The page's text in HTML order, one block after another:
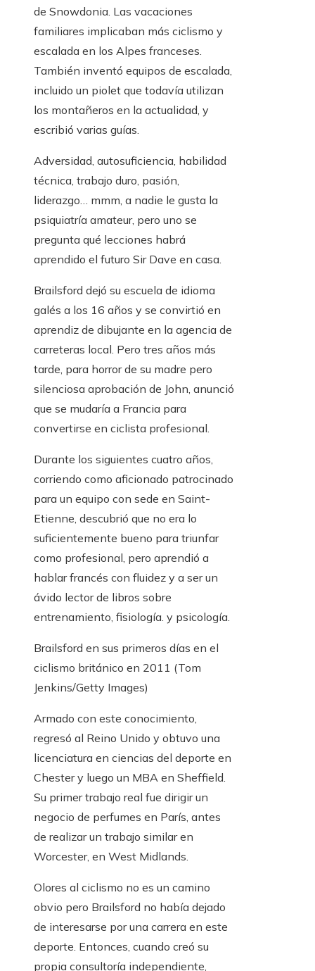
de Snowdonia. Las vacaciones
familiares implicaban más ciclismo y
escalada en los Alpes franceses.
También inventó equipos de escalada,
incluido un piolet que todavía utilizan
los montañeros en la actualidad, y
escribió varias guías.
Adversidad, autosuficiencia, habilidad
técnica, trabajo duro, pasión,
liderazgo… mmm, a nadie le gusta la
psiquiatría amateur, pero uno se
pregunta qué lecciones habrá
aprendido el futuro Sir Dave en casa.
Brailsford dejó su escuela de idioma
galés a los 16 años y se convirtió en
aprendiz de dibujante en la agencia de
carreteras local. Pero tres años más
tarde, para horror de su madre pero
silenciosa aprobación de John, anunció
que se mudaría a Francia para
convertirse en ciclista profesional.
Durante los siguientes cuatro años,
corriendo como aficionado patrocinado
para un equipo con sede en Saint-
Etienne, descubrió que no era lo
suficientemente bueno para triunfar
como profesional, pero aprendió a
hablar francés con fluidez y a ser un
ávido lector de libros sobre
entrenamiento, fisiología. y psicología.
Brailsford en sus primeros días en el
ciclismo británico en 2011 (Tom
Jenkins/Getty Images)
Armado con este conocimiento,
regresó al Reino Unido y obtuvo una
licenciatura en ciencias del deporte en
Chester y luego un MBA en Sheffield.
Su primer trabajo real fue dirigir un
negocio de perfumes en París, antes
de realizar un trabajo similar en
Worcester, en West Midlands.
Olores al ciclismo no es un camino
obvio pero Brailsford no había dejado
de interesarse por una carrera en este
deporte. Entonces, cuando creó su
propia consultoría independiente,